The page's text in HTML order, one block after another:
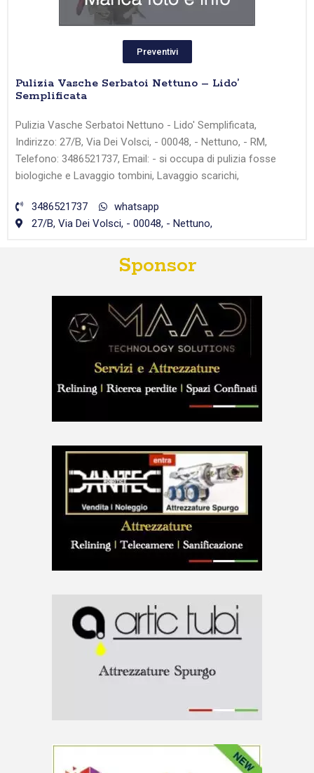
Preventivi
Pulizia Vasche Serbatoi Nettuno – Lido’
Semplificata
Pulizia Vasche Serbatoi Nettuno - Lido' Semplificata,
Indirizzo: 27/B, Via Dei Volsci, - 00048, - Nettuno, - RM,
Telefono: 3486521737, Email: - si occupa di pulizia fosse
biologiche e Lavaggio tombini, Lavaggio scarichi,
3486521737
whatsapp
27/B, Via Dei Volsci, - 00048, - Nettuno,
Sponsor